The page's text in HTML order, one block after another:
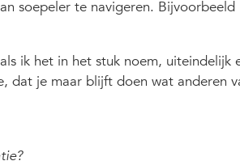
soepeler te navigeren. Bijvoorbeeld
ik het in het stuk noem, uiteindelijk
dat je maar blijft doen wat anderen